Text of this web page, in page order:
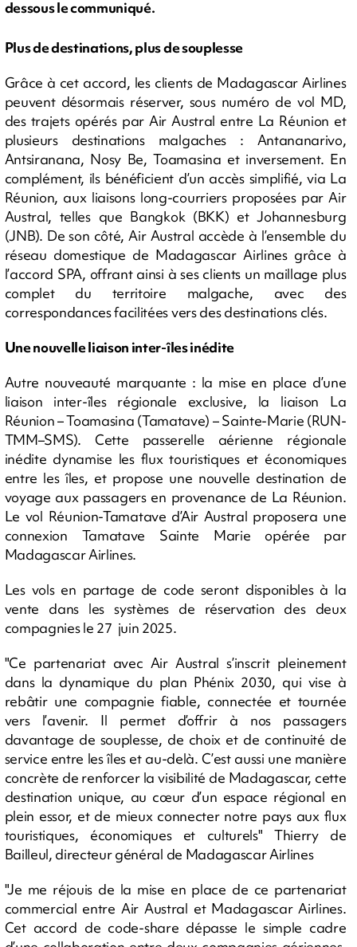
dessous le communiqué.
Plus de destinations, plus de souplesse
Grâce à cet accord, les clients de Madagascar Airlines
peuvent désormais réserver, sous numéro de vol MD,
des trajets opérés par Air Austral entre La Réunion et
plusieurs destinations malgaches : Antananarivo,
Antsiranana, Nosy Be, Toamasina et inversement. En
complément, ils bénéficient d’un accès simplifié, via La
Réunion, aux liaisons long-courriers proposées par Air
Austral, telles que Bangkok (BKK) et Johannesburg
(JNB). De son côté, Air Austral accède à l’ensemble du
réseau domestique de Madagascar Airlines grâce à
l’accord SPA, offrant ainsi à ses clients un maillage plus
complet du territoire malgache, avec des
correspondances facilitées vers des destinations clés.
Une nouvelle liaison inter-îles inédite
Autre nouveauté marquante : la mise en place d’une
liaison inter-îles régionale exclusive, la liaison La
Réunion – Toamasina (Tamatave) – Sainte-Marie (RUN-
TMM–SMS). Cette passerelle aérienne régionale
inédite dynamise les flux touristiques et économiques
entre les îles, et propose une nouvelle destination de
voyage aux passagers en provenance de La Réunion.
Le vol Réunion-Tamatave d’Air Austral proposera une
connexion Tamatave Sainte Marie opérée par
Madagascar Airlines.
Les vols en partage de code seront disponibles à la
vente dans les systèmes de réservation des deux
compagnies le 27 juin 2025.
"Ce partenariat avec Air Austral s’inscrit pleinement
dans la dynamique du plan Phénix 2030, qui vise à
rebâtir une compagnie fiable, connectée et tournée
vers l’avenir. Il permet d’offrir à nos passagers
davantage de souplesse, de choix et de continuité de
service entre les îles et au-delà. C’est aussi une manière
concrète de renforcer la visibilité de Madagascar, cette
destination unique, au cœur d’un espace régional en
plein essor, et de mieux connecter notre pays aux flux
touristiques, économiques et culturels" Thierry de
Bailleul, directeur général de Madagascar Airlines
"Je me réjouis de la mise en place de ce partenariat
commercial entre Air Austral et Madagascar Airlines.
Cet accord de code-share dépasse le simple cadre